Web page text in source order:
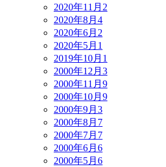
2020年11月 2
2020年8月 4
2020年6月 2
2020年5月 1
2019年10月 1
2000年12月 3
2000年11月 9
2000年10月 9
2000年9月 3
2000年8月 7
2000年7月 7
2000年6月 6
2000年5月 6